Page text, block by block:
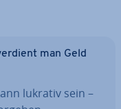
man Geld
lukrativ sein –